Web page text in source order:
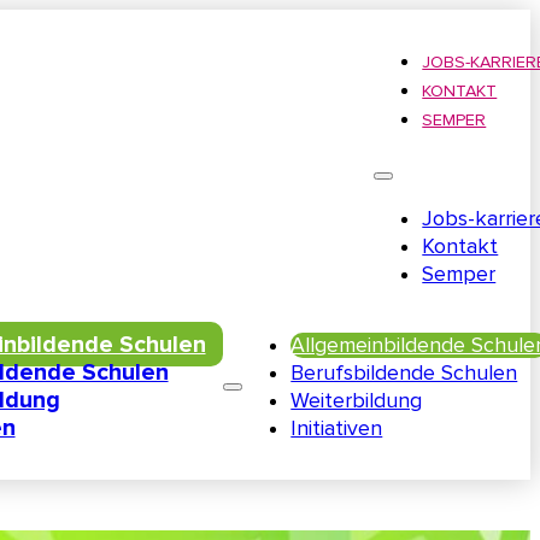
JOBS-
KONTAKT
SEMPER
Jobs-
Kontakt
Semper
Schulen
Schulen
Allgemeinbildende
Berufsbildende Schulen
Weiterbildung
Initiativen